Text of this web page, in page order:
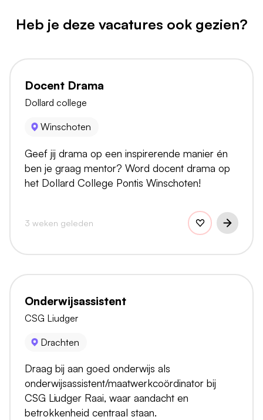
Heb je deze vacatures ook gezien?
Docent Drama
Dollard college
Winschoten
Geef jij drama op een inspirerende manier én
ben je graag mentor? Word docent drama op
het Dollard College Pontis Winschoten!
3 weken geleden
Onderwijsassistent
CSG Liudger
Drachten
Draag bij aan goed onderwijs als
onderwijsassistent/maatwerkcoördinator bij
CSG Liudger Raai, waar aandacht en
betrokkenheid centraal staan.